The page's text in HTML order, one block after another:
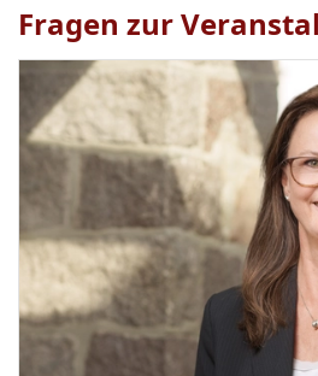
Fragen zur